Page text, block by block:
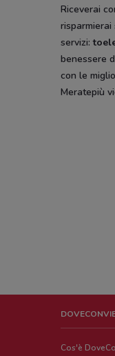
Riceverai
servizi:
benessere
con le
Meratepiù
Cos'è